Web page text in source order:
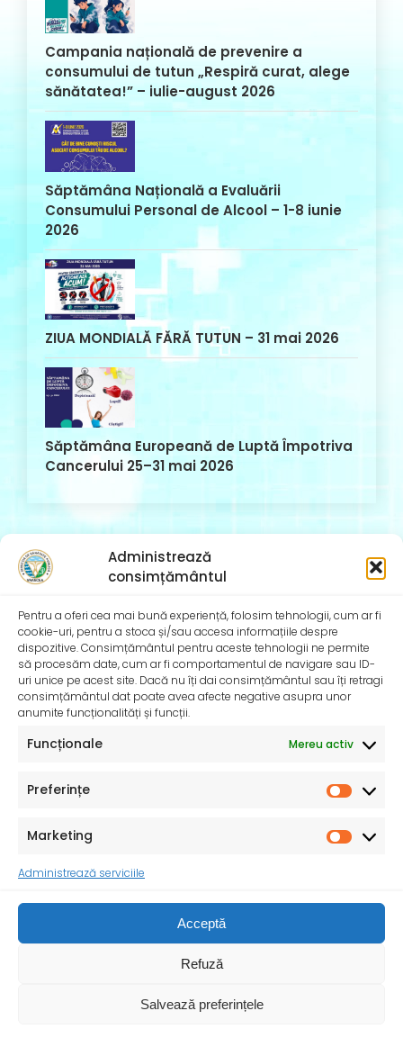
Administrează
consimțământul
Pentru a oferi cea mai bună experiență, folosim tehnologii, cum ar fi
cookie-uri, pentru a stoca și/sau accesa informațiile despre
dispozitive. Consimțământul pentru aceste tehnologii ne permite
să procesăm date, cum ar fi comportamentul de navigare sau ID-
uri unice pe acest site. Dacă nu îți dai consimțământul sau îți retragi
consimțământul dat poate avea afecte negative asupra unor
anumite funcționalități și funcții.
Funcționale Mereu activ
Preferințe
Marketing
Administrează serviciile
Acceptă
Refuză
Salvează preferințele
Campania națională de prevenire a
consumului de tutun „Respiră curat, alege
sănătatea!” – iulie-august 2026
Săptămâna Națională a Evaluării
Consumului Personal de Alcool – 1-8 iunie
2026
ZIUA MONDIALĂ FĂRĂ TUTUN – 31 mai 2026
Săptămâna Europeană de Luptă Împotriva
Cancerului 25–31 mai 2026
Comentarii recente
Ministerul Sănătății
MINISTERUL SĂNĂTĂȚII - DIRECȚIA DE SĂNĂTATE
neautorizată a acestui site web constituie